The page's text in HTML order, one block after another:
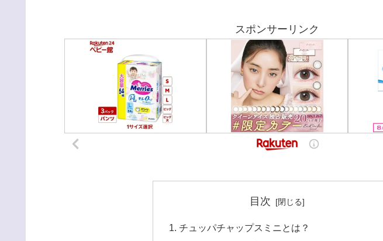
スポンサーリンク
目次
チュッパチャップスミニとは？